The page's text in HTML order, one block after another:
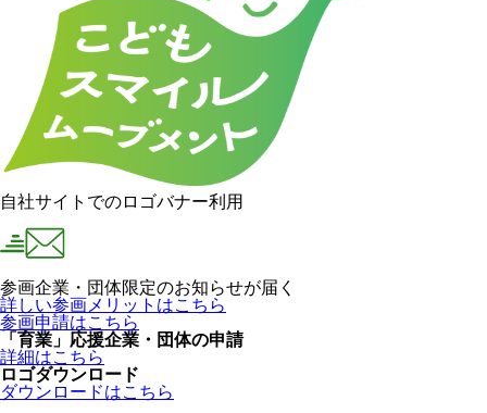
自社サイトでのロゴバナー利用
参画企業・団体限定のお知らせが届く
詳しい参画メリットはこちら
参画申請はこちら
「育業」応援企業・団体の申請
詳細はこちら
ロゴダウンロード
ダウンロードはこちら